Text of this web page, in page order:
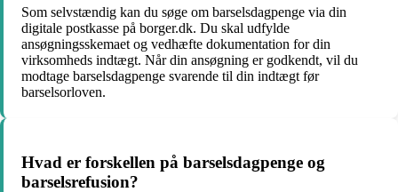
Som selvstændig kan du søge om barselsdagpenge via din
digitale postkasse på borger.dk. Du skal udfylde
ansøgningsskemaet og vedhæfte dokumentation for din
virksomheds indtægt. Når din ansøgning er godkendt, vil du
modtage barselsdagpenge svarende til din indtægt før
barselsorloven.
Hvad er forskellen på barselsdagpenge og
barselsrefusion?